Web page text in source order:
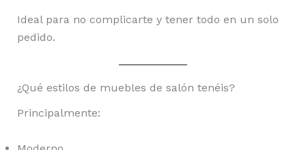
Ideal para no complicarte y tener todo en un solo
pedido.
¿Qué estilos de muebles de salón tenéis?
Principalmente: